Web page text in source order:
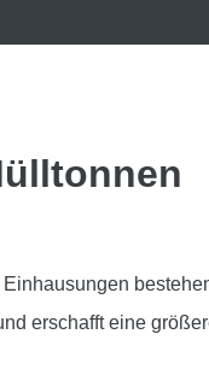
erschafft eine